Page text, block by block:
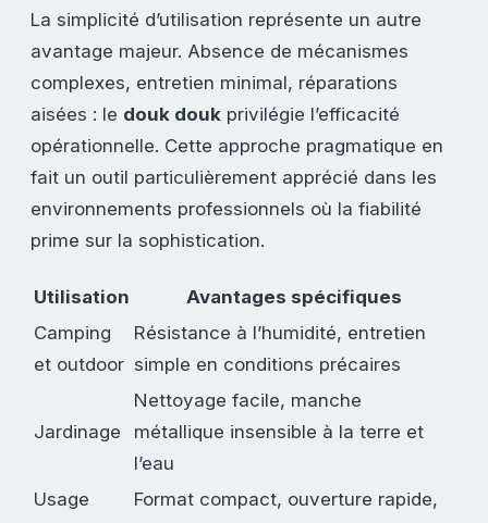
La simplicité d’utilisation représente un autre
avantage majeur. Absence de mécanismes
complexes, entretien minimal, réparations
aisées : le douk douk privilégie l’efficacité
opérationnelle. Cette approche pragmatique en
fait un outil particulièrement apprécié dans les
environnements professionnels où la fiabilité
prime sur la sophistication.
Utilisation
Avantages spécifiques
Camping
et outdoor
Résistance à l’humidité, entretien
simple en conditions précaires
Jardinage
Nettoyage facile, manche
métallique insensible à la terre et
l’eau
Usage
Format compact, ouverture rapide,